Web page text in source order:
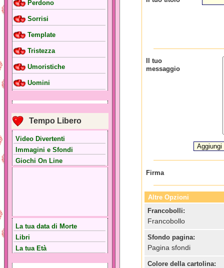
Perdono
Sorrisi
Template
Tristezza
Umoristiche
Uomini
Tempo Libero
Video Divertenti
Immagini e Sfondi
Giochi On Line
La tua data di Morte
Libri
La tua Età
Il tuo
messaggio
Firma
Altre Opzioni
Francobolli:
Francobollo
Sfondo pagina:
Pagina sfondi
Colore della cartolina: